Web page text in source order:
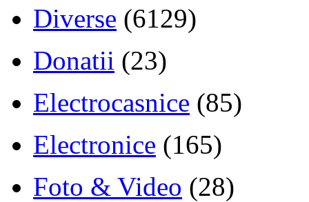
Diverse (6129)
Donatii (23)
Electrocasnice (85)
Electronice (165)
Foto & Video (28)